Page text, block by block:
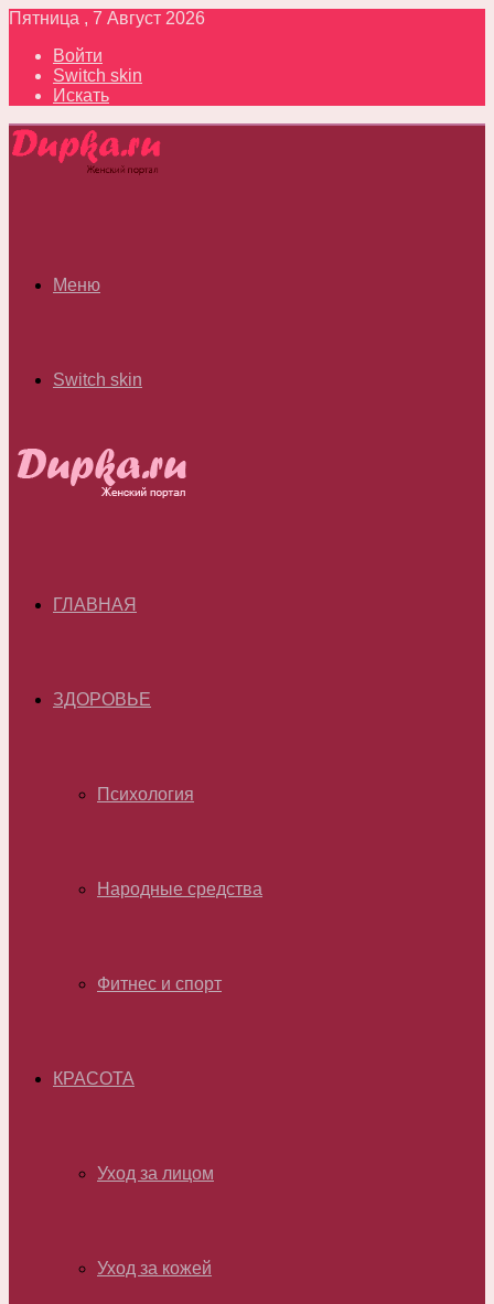
Пятница , 7 Август 2026
Войти
Switch skin
Искать
Меню
Switch skin
ГЛАВНАЯ
ЗДОРОВЬЕ
Психология
Народные средства
Фитнес и спорт
КРАСОТА
Уход за лицом
Уход за кожей